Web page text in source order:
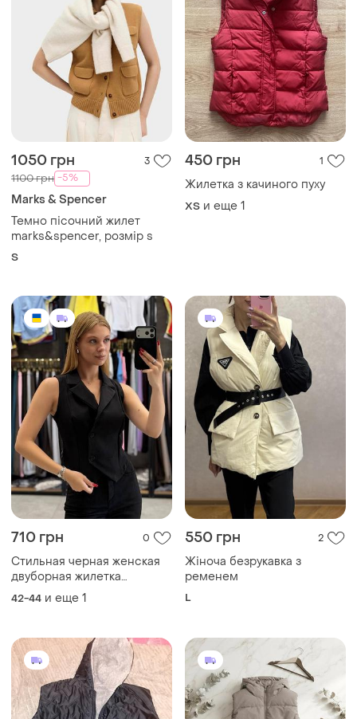
1050 грн 3
1100 грн -5%
Marks & Spencer
Темно пісочний жилет
marks&spencer, розмір s
S
450 грн 1
Жилетка з качиного пуху
ХS и еще 1
710 грн 0
Стильная черная женская
двуборная жилетка
приталенного кроя из
42-44 и еще 1
550 грн 2
Жіноча безрукавка з
ременем
L